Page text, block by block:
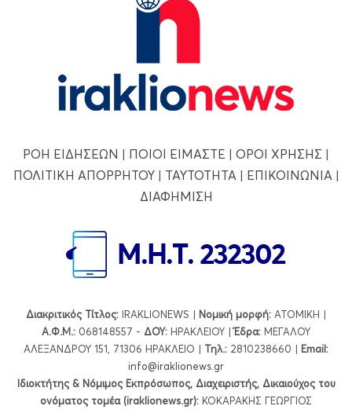
ΡΟΗ ΕΙΔΗΣΕΩΝ | ΠΟΙΟΙ ΕΙΜΑΣΤΕ | ΟΡΟΙ ΧΡΗΣΗΣ |
ΠΟΛΙΤΙΚΗ ΑΠΟΡΡΗΤΟΥ| ΤΑΥΤΟΤΗΤΑ | ΕΠΙΚΟΙΝΩΝΙΑ |
ΔΙΑΦΗΜΙΣΗ
Διακριτικός Τίτλος: IRAKLIONEWS | Νομική μορφή: ΑΤΟΜΙΚΗ |
Α.Φ.Μ.: 068148557 - ΔΟΥ: ΗΡΑΚΛΕΙΟΥ |Έδρα: ΜΕΓΑΛΟΥ
ΑΛΕΞΑΝΔΡΟΥ 151, 71306 ΗΡΑΚΛΕΙΟ | Τηλ.: 2810238660 | Εmail:
info@iraklionews.gr
Ιδιοκτήτης & Νόμιμος Εκπρόσωπος, Διαχειριστής, Δικαιούχος του
ονόματος τομέα (iraklionews.gr): ΚΟΚΑΡΑΚΗΣ ΓΕΩΡΓΙΟΣ